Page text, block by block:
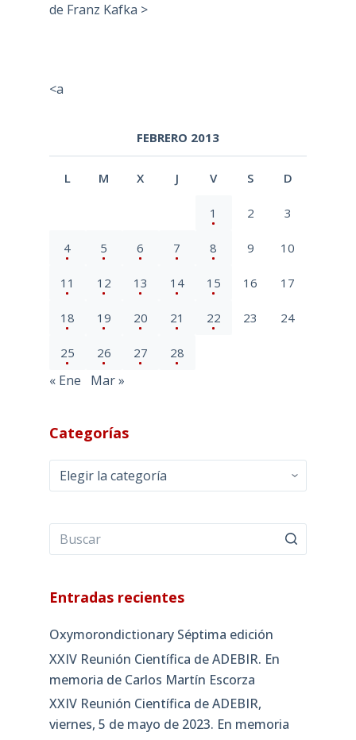
de Franz Kafka >
<a
FEBRERO 2013
L M X J V S D
1 2 3
4 5 6 7 8 9 10
11 12 13 14 15 16 17
18 19 20 21 22 23 24
25 26 27 28
« Ene Mar »
Categorías
Categorías
Entradas recientes
Oxymorondictionary Séptima edición
XXIV Reunión Científica de ADEBIR. En
memoria de Carlos Martín Escorza
XXIV Reunión Científica de ADEBIR,
viernes, 5 de mayo de 2023. En memoria